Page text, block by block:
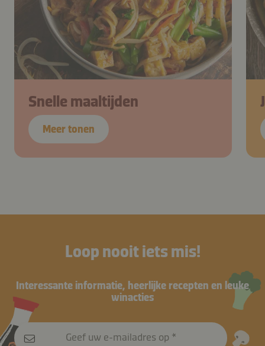
Snelle maaltijden
Meer tonen
Loop nooit iets mis!
Interessante informatie, heerlijke recepten en leuke
winacties
Geef uw e-mailadres op